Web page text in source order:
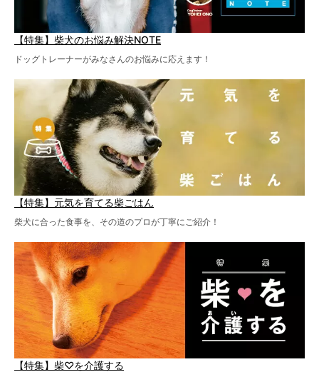
【特集】柴犬のお悩み解決NOTE
ドッグトレーナーがみなさんのお悩みに応えます！
【特集】元気を育てる柴ごはん
柴犬に合った食事を、その道のプロが丁寧にご紹介！
【特集】柴♡を介護する